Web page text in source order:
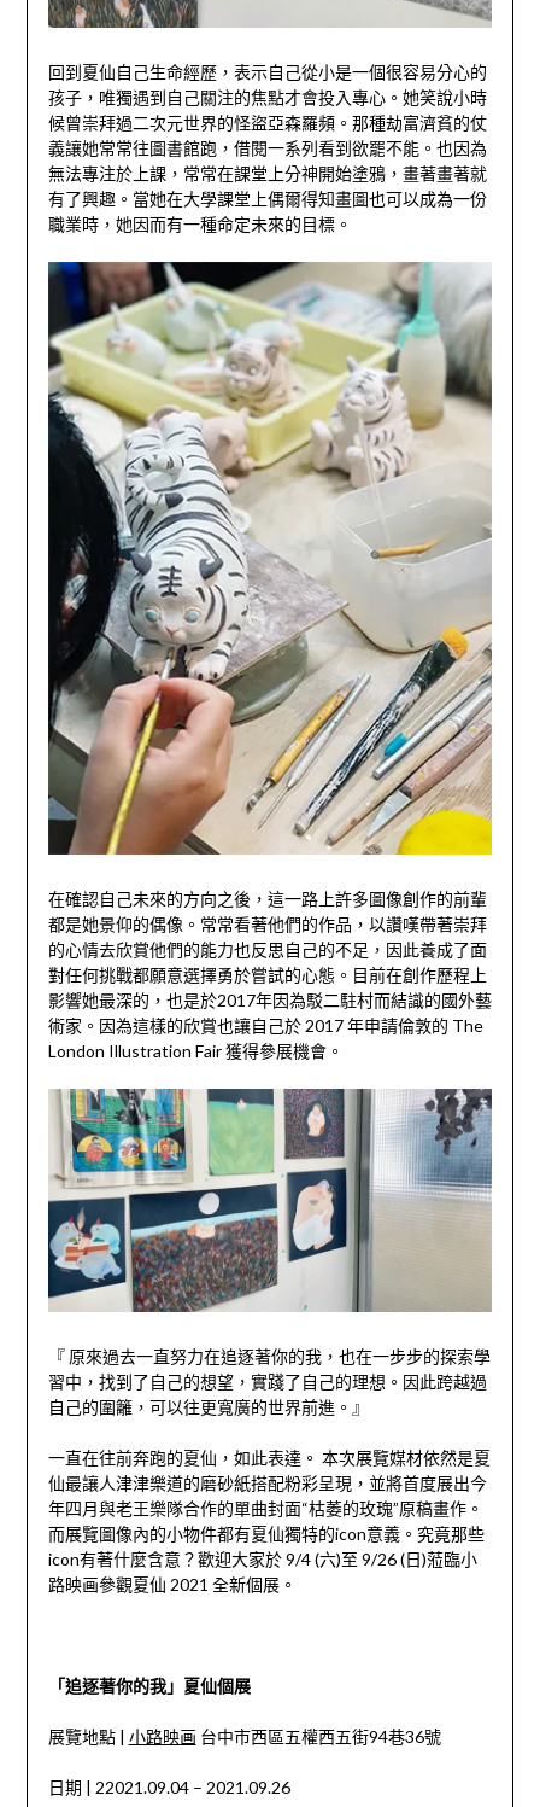
回到夏仙自己生命經歷，表示自己從小是一個很容易分心的
孩子，唯獨遇到自己關注的焦點才會投入專心。她笑說小時
候曾崇拜過二次元世界的怪盜亞森羅頻。那種劫富濟貧的仗
義讓她常常往圖書館跑，借閱一系列看到欲罷不能。也因為
無法專注於上課，常常在課堂上分神開始塗鴉，畫著畫著就
有了興趣。當她在大學課堂上偶爾得知畫圖也可以成為一份
職業時，她因而有一種命定未來的目標。
在確認自己未來的方向之後，這一路上許多圖像創作的前輩
都是她景仰的偶像。常常看著他們的作品，以讚嘆帶著崇拜
的心情去欣賞他們的能力也反思自己的不足，因此養成了面
對任何挑戰都願意選擇勇於嘗試的心態。目前在創作歷程上
影響她最深的，也是於2017年因為駁二駐村而結識的國外藝
術家。因為這樣的欣賞也讓自己於2017年申請倫敦的 The
London Illustration Fair獲得參展機會。
『 原來過去一直努力在追逐著你的我，也在一步步的探索學
習中，找到了自己的想望，實踐了自己的理想。因此跨越過
自己的圍籬，可以往更寬廣的世界前進。』
一直在往前奔跑的夏仙，如此表達。 本次展覽媒材依然是夏
仙最讓人津津樂道的磨砂紙搭配粉彩呈現，並將首度展出今
年四月與老王樂隊合作的單曲封面“枯萎的玫瑰”原稿畫作。
而展覽圖像內的小物件都有夏仙獨特的icon意義。究竟那些
icon有著什麼含意 ？歡迎大家於9/4 (六)至 9/26 (日)蒞臨小
路映画參觀夏仙 2021 全新個展。
「追逐著你的我」夏仙個展
展覽地點 | 小路映画 台中市西區五權西五街94巷36號
日期 | 22021.09.04 – 2021.09.26